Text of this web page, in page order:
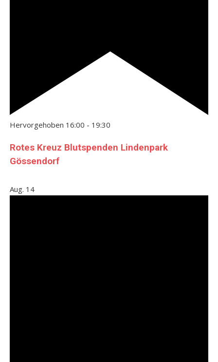
Hervorgehoben 16:00 - 19:30
Rotes Kreuz Blutspenden Lindenpark
Gössendorf
Aug. 14